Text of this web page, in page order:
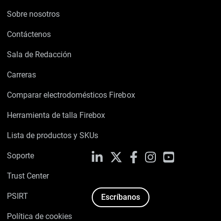
Sobre nosotros
Contáctenos
Sala de Redacción
Carreras
Comparar electrodomésticos Firebox
Herramienta de talla Firebox
Lista de productos y SKUs
Soporte
Trust Center
PSIRT
Política de cookies
LinkedIn FacebookInstagram
Escríbanos